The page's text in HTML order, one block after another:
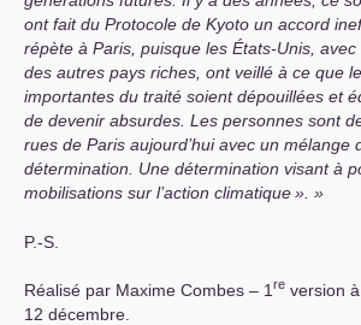
ont fait du Protocole de Kyoto un accord
répète à Paris, puisque les États-Unis, avec
des autres pays riches, ont veillé à ce que
importantes du traité soient dépouillées et
de devenir absurdes. Les personnes sont
rues de Paris aujourd’hui avec un mélange
détermination. Une détermination visant à
mobilisations sur l’action climatique».
P.-S.
Réalisé par Maxime Combes – 1 re version
12 décembre.